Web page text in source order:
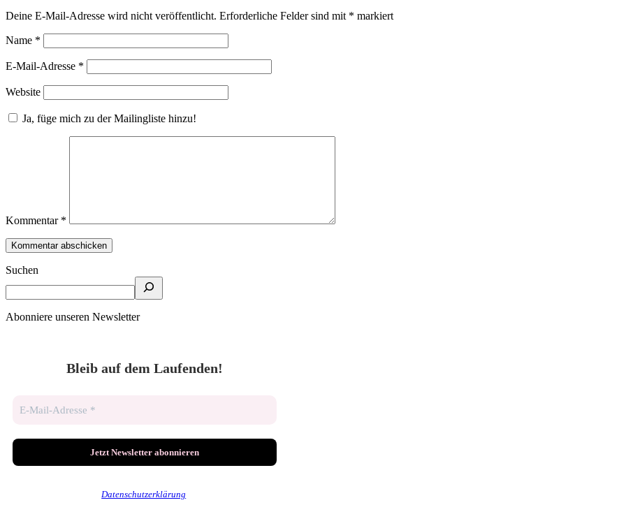
Deine E-Mail-Adresse wird nicht veröffentlicht. Erforderliche Felder sind mit * markiert
Name *
E-Mail-Adresse *
Website
Ja, füge mich zu der Mailingliste hinzu!
Kommentar *
Suchen
Abonniere unseren Newsletter
Bleib auf dem Laufenden!
Datenschutzerklärung